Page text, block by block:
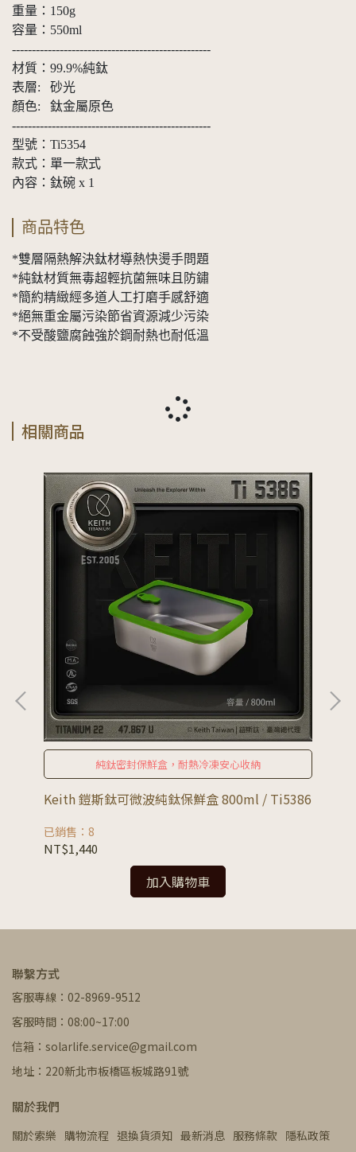
重量：150g
容量：550ml
--------------------------------------------------
材質：99.9%純鈦
表層: 砂光
顏色: 鈦金屬原色
--------------------------------------------------
型號：Ti5354
款式：單一款式
內容：鈦碗 x 1
商品特色
*雙層隔熱解決鈦材導熱快燙手問題
*純鈦材質無毒超輕抗菌無味且防鏽
*簡約精緻經多道人工打磨手感舒適
*絕無重金屬污染節省資源減少污染
*不受酸鹽腐蝕強於鋼耐熱也耐低溫
相關商品
純鈦密封保鮮盒，耐熱冷凍安心收納
Keith 鎧斯鈦可微波純鈦保鮮盒 800ml / Ti5386
已銷售：8
NT$1,440
加入購物車
聯繫方式
客服專線：02-8969-9512
客服時間：08:00~17:00
信箱：solarlife.service@gmail.com
地址：220新北市板橋區板城路91號
關於我們
關於索樂 購物流程 退換貨須知 最新消息 服務條款 隱私政策